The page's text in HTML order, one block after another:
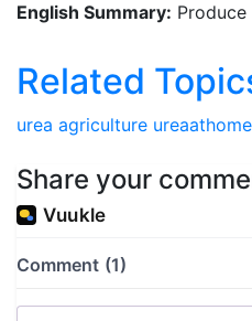
English Summary:
Related
urea agriculture ureaathome
Share your